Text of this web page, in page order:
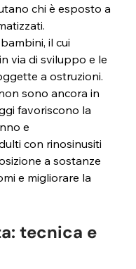
chi è esposto a
il cui
via di sviluppo e le
a ostruzioni.
sono ancora in
favoriscono la
e
con rinosinusiti
a sostanze
e migliorare la
tecnica e